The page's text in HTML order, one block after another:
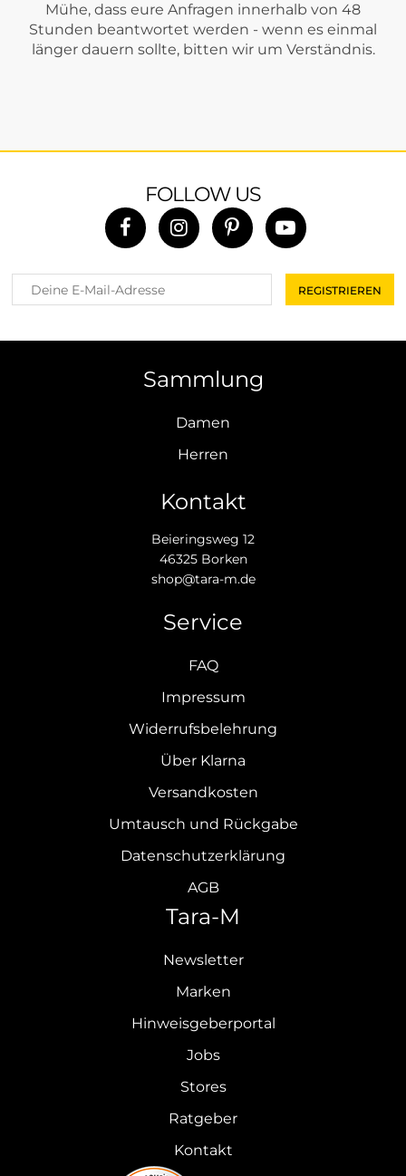
Mühe, dass eure Anfragen innerhalb von 48
Stunden beantwortet werden - wenn es einmal
länger dauern sollte, bitten wir um Verständnis.
FOLLOW US
Sammlung
Damen
Herren
Kontakt
Beieringsweg 12
46325 Borken
shop@tara-m.de
Service
FAQ
Impressum
Widerrufsbelehrung
Über Klarna
Versandkosten
Umtausch und Rückgabe
Datenschutzerklärung
AGB
Tara-M
Newsletter
Marken
Hinweisgeberportal
Jobs
Stores
Ratgeber
Kontakt